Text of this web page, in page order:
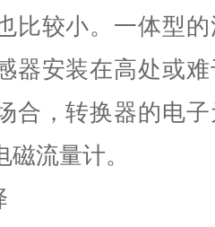
比较小。一体型
器安装在高处或
合，转换器的电
流量计。